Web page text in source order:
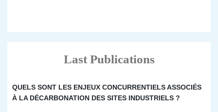
Last Publications
QUELS SONT LES ENJEUX CONCURRENTIELS ASSOCIÉS
À LA DÉCARBONATION DES SITES INDUSTRIELS ?